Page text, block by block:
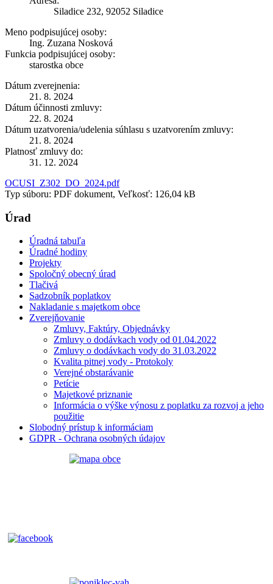
Siladice 232, 92052 Siladice
Meno podpisujúcej osoby:
Ing. Zuzana Nosková
Funkcia podpisujúcej osoby:
starostka obce
Dátum zverejnenia:
21. 8. 2024
Dátum účinnosti zmluvy:
22. 8. 2024
Dátum uzatvorenia/udelenia súhlasu s uzatvorením zmluvy:
21. 8. 2024
Platnosť zmluvy do:
31. 12. 2024
OCUSI_Z302_DO_2024.pdf
Typ súboru: PDF dokument, Veľkosť: 126,04 kB
Úrad
Úradná tabuľa
Úradné hodiny
Projekty
Spoločný obecný úrad
Tlačivá
Sadzobník poplatkov
Nakladanie s majetkom obce
Zverejňovanie
Zmluvy, Faktúry, Objednávky
Zmluvy o dodávkach vody od 01.04.2022
Zmluvy o dodávkach vody do 31.03.2022
Kvalita pitnej vody - Protokoly
Verejné obstarávanie
Petície
Majetkové priznanie
Informácia o výške výnosu z poplatku za rozvoj a jeho
použitie
Slobodný prístup k informáciam
GDPR - Ochrana osobných údajov